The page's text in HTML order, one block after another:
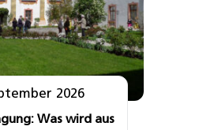
2026
Was wird aus